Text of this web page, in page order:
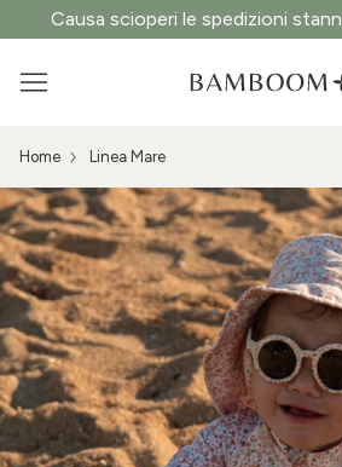
Causa scioperi le spedizioni
Home Linea Mare